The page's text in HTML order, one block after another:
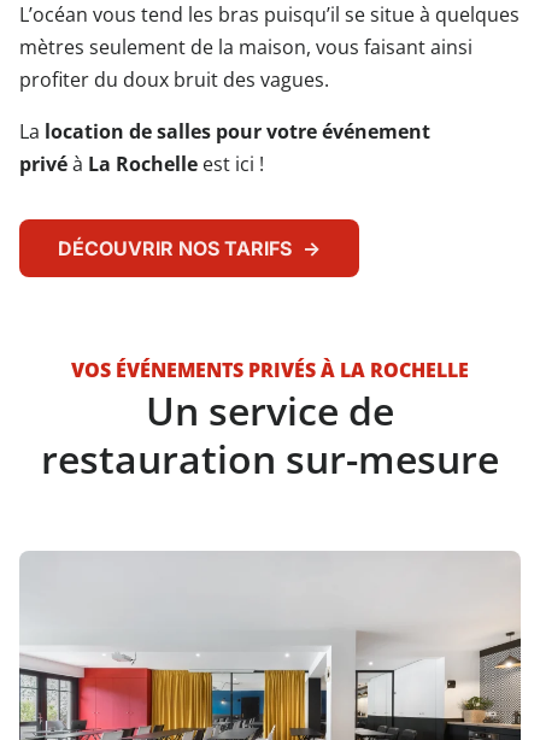
L’océan vous tend les bras puisqu’il se situe à quelques
mètres seulement de la maison, vous faisant ainsi
profiter du doux bruit des vagues.
La location de salles pour votre événement
privéà La Rochelle est ici !
DÉCOUVRIR NOS TARIFS
VOS ÉVÉNEMENTS PRIVÉS À LA ROCHELLE
Un service de
restauration sur-mesure